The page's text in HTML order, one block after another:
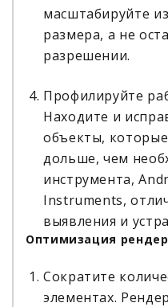
масштабируйте
размера, а не
разрешении.
Профилируйте
Находите и
объекты,
дольше, чем
инструмента,
Instruments,
выявления и
Оптимизация
Сократите
элементах.